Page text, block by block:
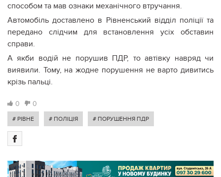
способом та мав ознаки механічного втручання.
Автомобіль доставлено в Рівненський відділ поліції та
передано слідчим для встановлення усіх обставин
справи.
А якби водій не порушив ПДР, то автівку навряд чи
виявили. Тому, на жодне порушення не варто дивитись
крізь пальці.
0 0
# РІВНЕ # ПОЛІЦІЯ # ПОРУШЕННЯ ПДР